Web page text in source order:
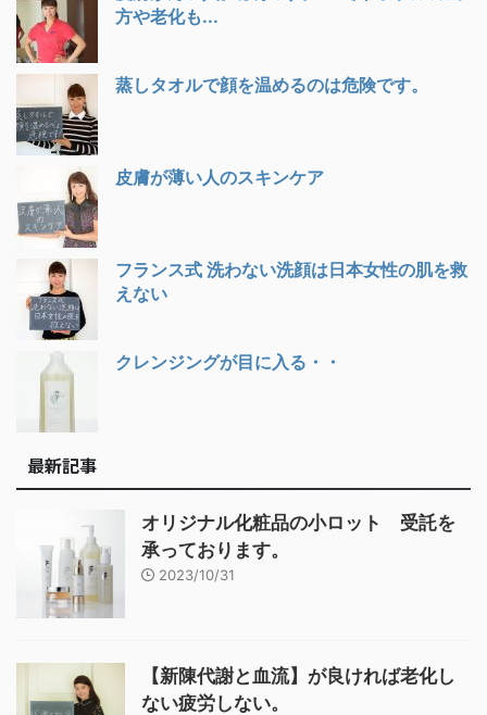
方や老化も...
蒸しタオルで顔を温めるのは危険です。
皮膚が薄い人のスキンケア
フランス式 洗わない洗顔は日本女性の肌を救
えない
クレンジングが目に入る・・
最新記事
オリジナル化粧品の小ロット 受託を
承っております。
2023/10/31
【新陳代謝と血流】が良ければ老化し
ない疲労しない。